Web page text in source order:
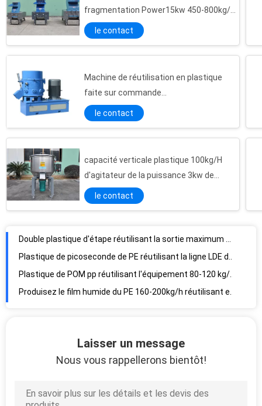
fragmentation Power15kw 450-800kg/H
de machine du broyeur 560r/Min
le contact
Machine de réutilisation en plastique
faite sur commande
2500×1250×1800mm de granulatoire de
la couleur SUS304 à faible bruit
le contact
capacité verticale plastique 100kg/H
d'agitateur de la puissance 3kw de
mélangeur de la matière 150kg
le contact
Plastique de POM pp réutilisant l'équipement 80-120 kg/h heures de la puissance 22-37kw ignifuge
La vis humide de réutilisation en plastique à haute production du film LDF de PE d'équipement tournent la vitesse 60r/Min
La mousse d'ENV XPS réutilisant et la ligne LDG de pelletisation a produit la puissance de 60-90kg/h 15-5.5kw
Le plastique de mousse d'ENV XPS réutilisant l'équipement 200-250kg/H a produit 560-65r/Min
Ligne rapport de pelletisation de coupeur d'anneau de l'eau de LDPE de diamètre de 28:1 du diamètre LDK φ80mm de vis long.
Laisser un message
Nous vous rappellerons bientôt!